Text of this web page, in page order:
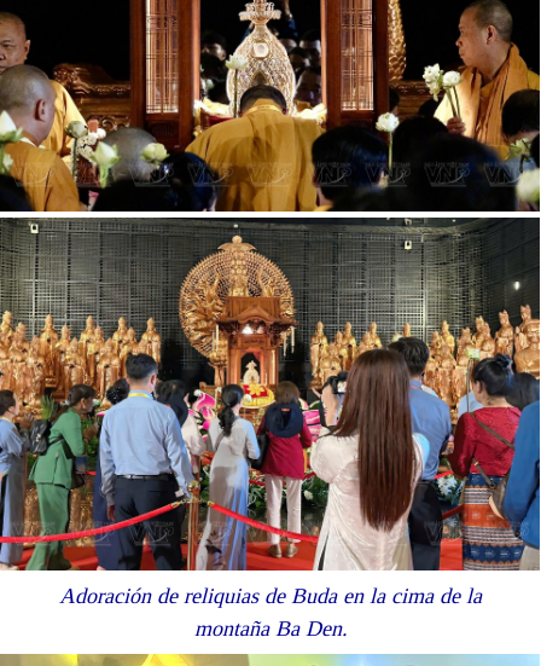
Adoración de reliquias de Buda en la cima de la
montaña Ba Den.